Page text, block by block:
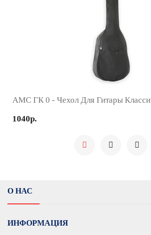
AMC ГК 0 - Чехол Для Гитары
1040р.
О НАС
ИНФОРМАЦИЯ